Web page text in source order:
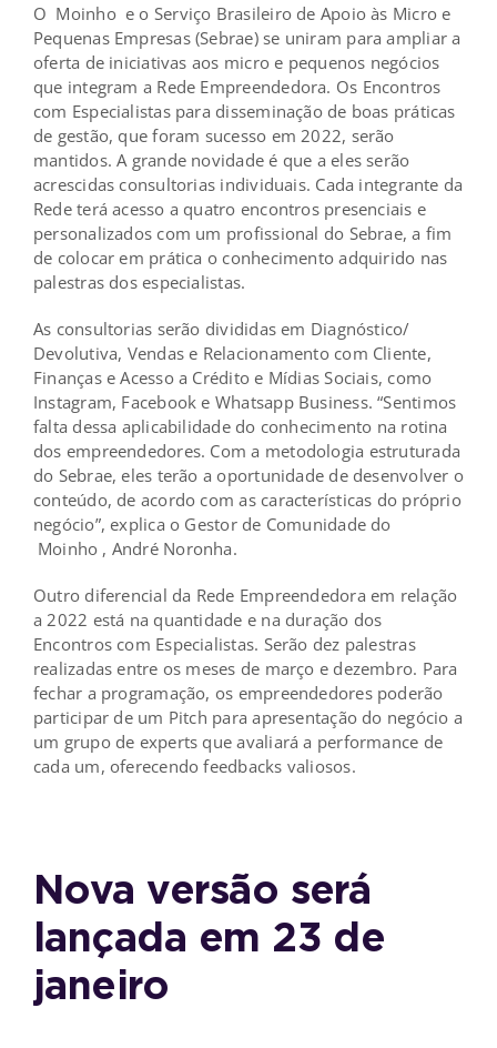
O Moinho e o Serviço Brasileiro de Apoio às Micro e
Pequenas Empresas (Sebrae) se uniram para ampliar a
oferta de iniciativas aos micro e pequenos negócios
que integram a Rede Empreendedora. Os Encontros
com Especialistas para disseminação de boas práticas
de gestão, que foram sucesso em 2022, serão
mantidos. A grande novidade é que a eles serão
acrescidas consultorias individuais. Cada integrante da
Rede terá acesso a quatro encontros presenciais e
personalizados com um profissional do Sebrae, a fim
de colocar em prática o conhecimento adquirido nas
palestras dos especialistas.
As consultorias serão divididas em Diagnóstico/
Devolutiva, Vendas e Relacionamento com Cliente,
Finanças e Acesso a Crédito e Mídias Sociais, como
Instagram, Facebook e Whatsapp Business. “Sentimos
falta dessa aplicabilidade do conhecimento na rotina
dos empreendedores. Com a metodologia estruturada
do Sebrae, eles terão a oportunidade de desenvolver o
conteúdo, de acordo com as características do próprio
negócio”, explica o Gestor de Comunidade do
Moinho , André Noronha.
Outro diferencial da Rede Empreendedora em relação
a 2022 está na quantidade e na duração dos
Encontros com Especialistas. Serão dez palestras
realizadas entre os meses de março e dezembro. Para
fechar a programação, os empreendedores poderão
participar de um Pitch para apresentação do negócio a
um grupo de experts que avaliará a performance de
cada um, oferecendo feedbacks valiosos.
Nova versão será
lançada em 23 de
janeiro